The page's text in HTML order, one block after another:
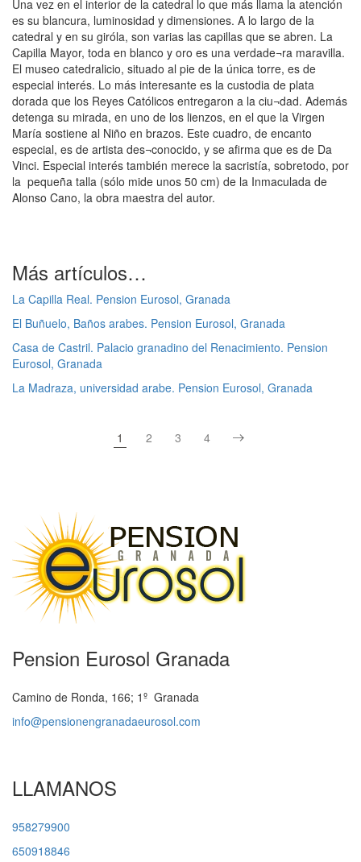
Una vez en el interior de la catedral lo que más llama la atención
es su blancura, luminosidad y dimensiones. A lo largo de la
catedral y en su giróla, son varias las capillas que se abren. La
Capilla Mayor, toda en blanco y oro es una verdade¬ra maravilla.
El museo catedralicio, situado al pie de la única torre, es de
especial interés. Lo más interesante es la custodia de plata
dorada que los Reyes Católicos entregaron a la ciu¬dad. Además
detenga su mirada, en uno de los lienzos, en el que la Virgen
María sostiene al Niño en brazos. Este cuadro, de encanto
especial, es de artista des¬conocido, y se afirma que es de Da
Vinci. Especial interés también merece la sacristía, sobretodo, por
la pequeña talla (sólo mide unos 50 cm) de la Inmaculada de
Alonso Cano, la obra maestra del autor.
Más artículos…
La Capilla Real. Pension Eurosol, Granada
El Buñuelo, Baños arabes. Pension Eurosol, Granada
Casa de Castril. Palacio granadino del Renacimiento. Pension
Eurosol, Granada
La Madraza, universidad arabe. Pension Eurosol, Granada
1 2 3 4
Pension Eurosol Granada
Camino de Ronda, 166; 1º Granada
info@pensionengranadaeurosol.com
LLAMANOS
958279900
650918846